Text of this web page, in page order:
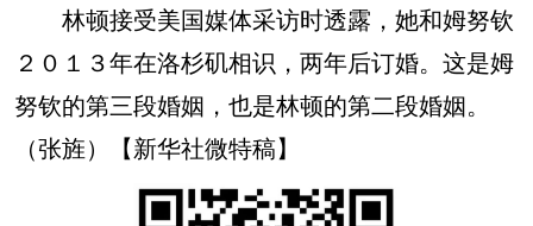
林顿接受美国媒体采访时透露，她和姆努钦
２０１３年在洛杉矶相识，两年后订婚。这是姆
努钦的第三段婚姻，也是林顿的第二段婚姻。
（张旌）【新华社微特稿】